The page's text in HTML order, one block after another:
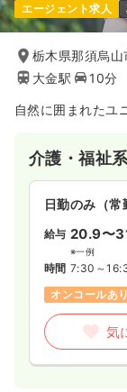
エージェント求人
栃木県那須烏
大金駅
10分
自然に囲まれたユ
介護・福祉
日勤のみ（常
給与 20.9〜
※一例
時間 7:30～
オンコールあり
気